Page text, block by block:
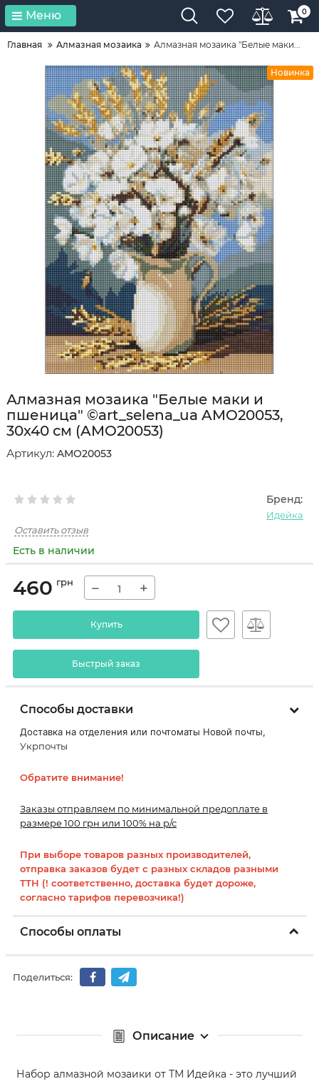
Меню 0
Главная Алмазная мозаика Алмазная мозаика "Белые маки...
Новинка
Алмазная мозаика "Белые маки и
пшеница" ©art_selena_ua AMO20053,
30х40 см (AMO20053)
Артикул: AMO20053
Бренд:
Идейка
Оставить отзыв
Есть в наличии
460 грн − +
Купить
Быстрый заказ
Способы доставки
Доставка на отделения или почтоматы Новой почты,
Укрпочты
Обратите внимание!
Заказы отправляем по минимальной предоплате в
размере 100 грн или 100% на р/с
При выборе товаров разных производителей,
отправка заказов будет с разных складов разными
ТТН (! соответственно, доставка будет дороже,
согласно тарифов перевозчика!)
Способы оплаты
Поделиться:
Описание
Набор алмазной мозаики от ТМ Идейка - это лучший